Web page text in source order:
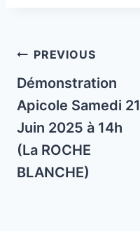
Post
navigation
PREVIOUS
Démonstration
Apicole Samedi 21
Juin 2025 à 14h
(La ROCHE
BLANCHE)